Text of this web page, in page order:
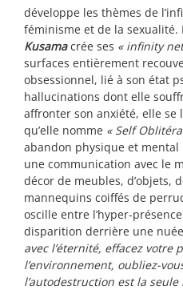
développe les thèmes de
féminisme et de la sexualité.
Kusamacrée ses « infinity
surfaces entièrement
obsessionnel, lié à son état
hallucinations dont elle
affronter son anxiété, elle se
qu’elle nomme « Self
abandon physique et mental
une communication avec le
décor de meubles, d’objets,
mannequins coiffés de
oscille entre l’hyper-
disparition derrière une
avec l’éternité, effacez votre
l’environnement, oubliez-
l’autodestruction est la seule